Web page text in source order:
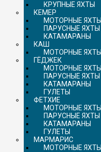
КРУПНЫЕ ЯХТЫ
КЕМЕР
МОТОРНЫЕ ЯХТЫ
ПАРУСНЫЕ ЯХТЫ
КАТАМАРАНЫ
КАШ
МОТОРНЫЕ ЯХТЫ
ГЁДЖЕК
МОТОРНЫЕ ЯХТЫ
ПАРУСНЫЕ ЯХТЫ
КАТАМАРАНЫ
ГУЛЕТЫ
ФЕТХИЕ
МОТОРНЫЕ ЯХТЫ
ПАРУСНЫЕ ЯХТЫ
КАТАМАРАНЫ
ГУЛЕТЫ
МАРМАРИС
МОТОРНЫЕ ЯХТЫ